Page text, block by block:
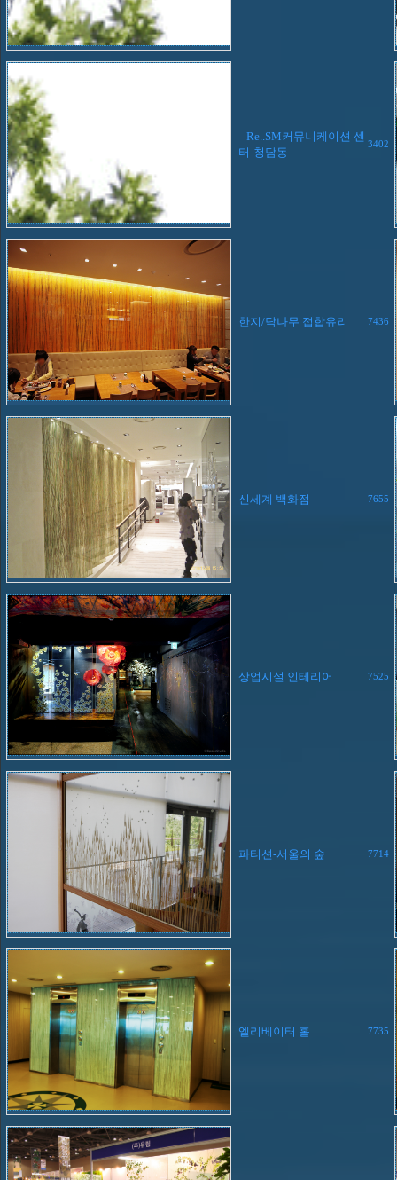
Re..SM커뮤니케이션 센
터-청담동
3402
한지/닥나무 접합유리 7436
신세계 백화점 7655
상업시설 인테리어 7525
파티션-서울의 숲 7714
엘리베이터 홀 7735